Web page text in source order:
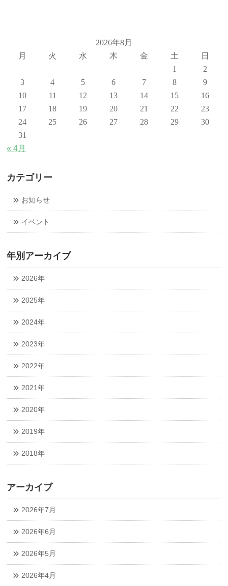
2026年8月
月
火 水 木 金 土
日
1
2
3
4 5 6 7 8
9
10
11 12 13 14 15
16
17
18 19 20 21 22
23
24
25 26 27 28 29
30
31
« 4月
カテゴリー
お知らせ
イベント
年別アーカイブ
2026年
2025年
2024年
2023年
2022年
2021年
2020年
2019年
2018年
アーカイブ
2026年7月
2026年6月
2026年5月
2026年4月